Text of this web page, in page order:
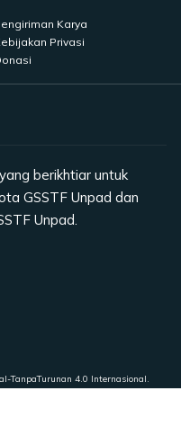
Karya
Privasi
berikhtiar untuk
GSSTF Unpad dan
Unpad.
TanpaTurunan 4.0 Internasional.